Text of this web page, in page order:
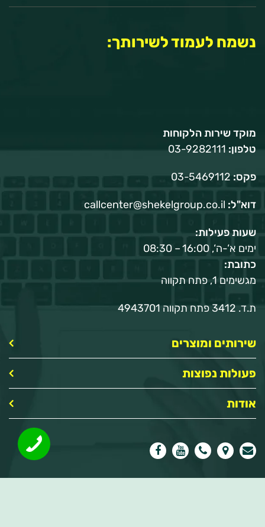
נשמח לעמוד לשירותך:
מוקד שירות הלקוחות
טלפון:
פקס:
דוא"ל: callcenter@shekelgroup.co.il
שעות פעילות:
ימים א‘-ה‘, 16:00 – 08:30
כתובת:
מגשימים 1, פתח תקווה
ת.ד. 3412 פתח תקווה 4943701
שירותים ומוצרים
פעולות נפוצות
אודות